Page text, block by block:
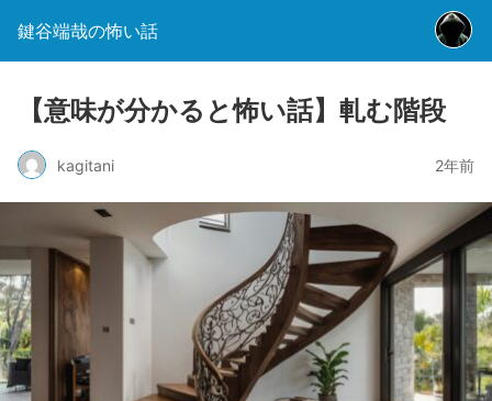
鍵谷端哉の怖い話
【意味が分かると怖い話】軋む階段
kagitani 2年前